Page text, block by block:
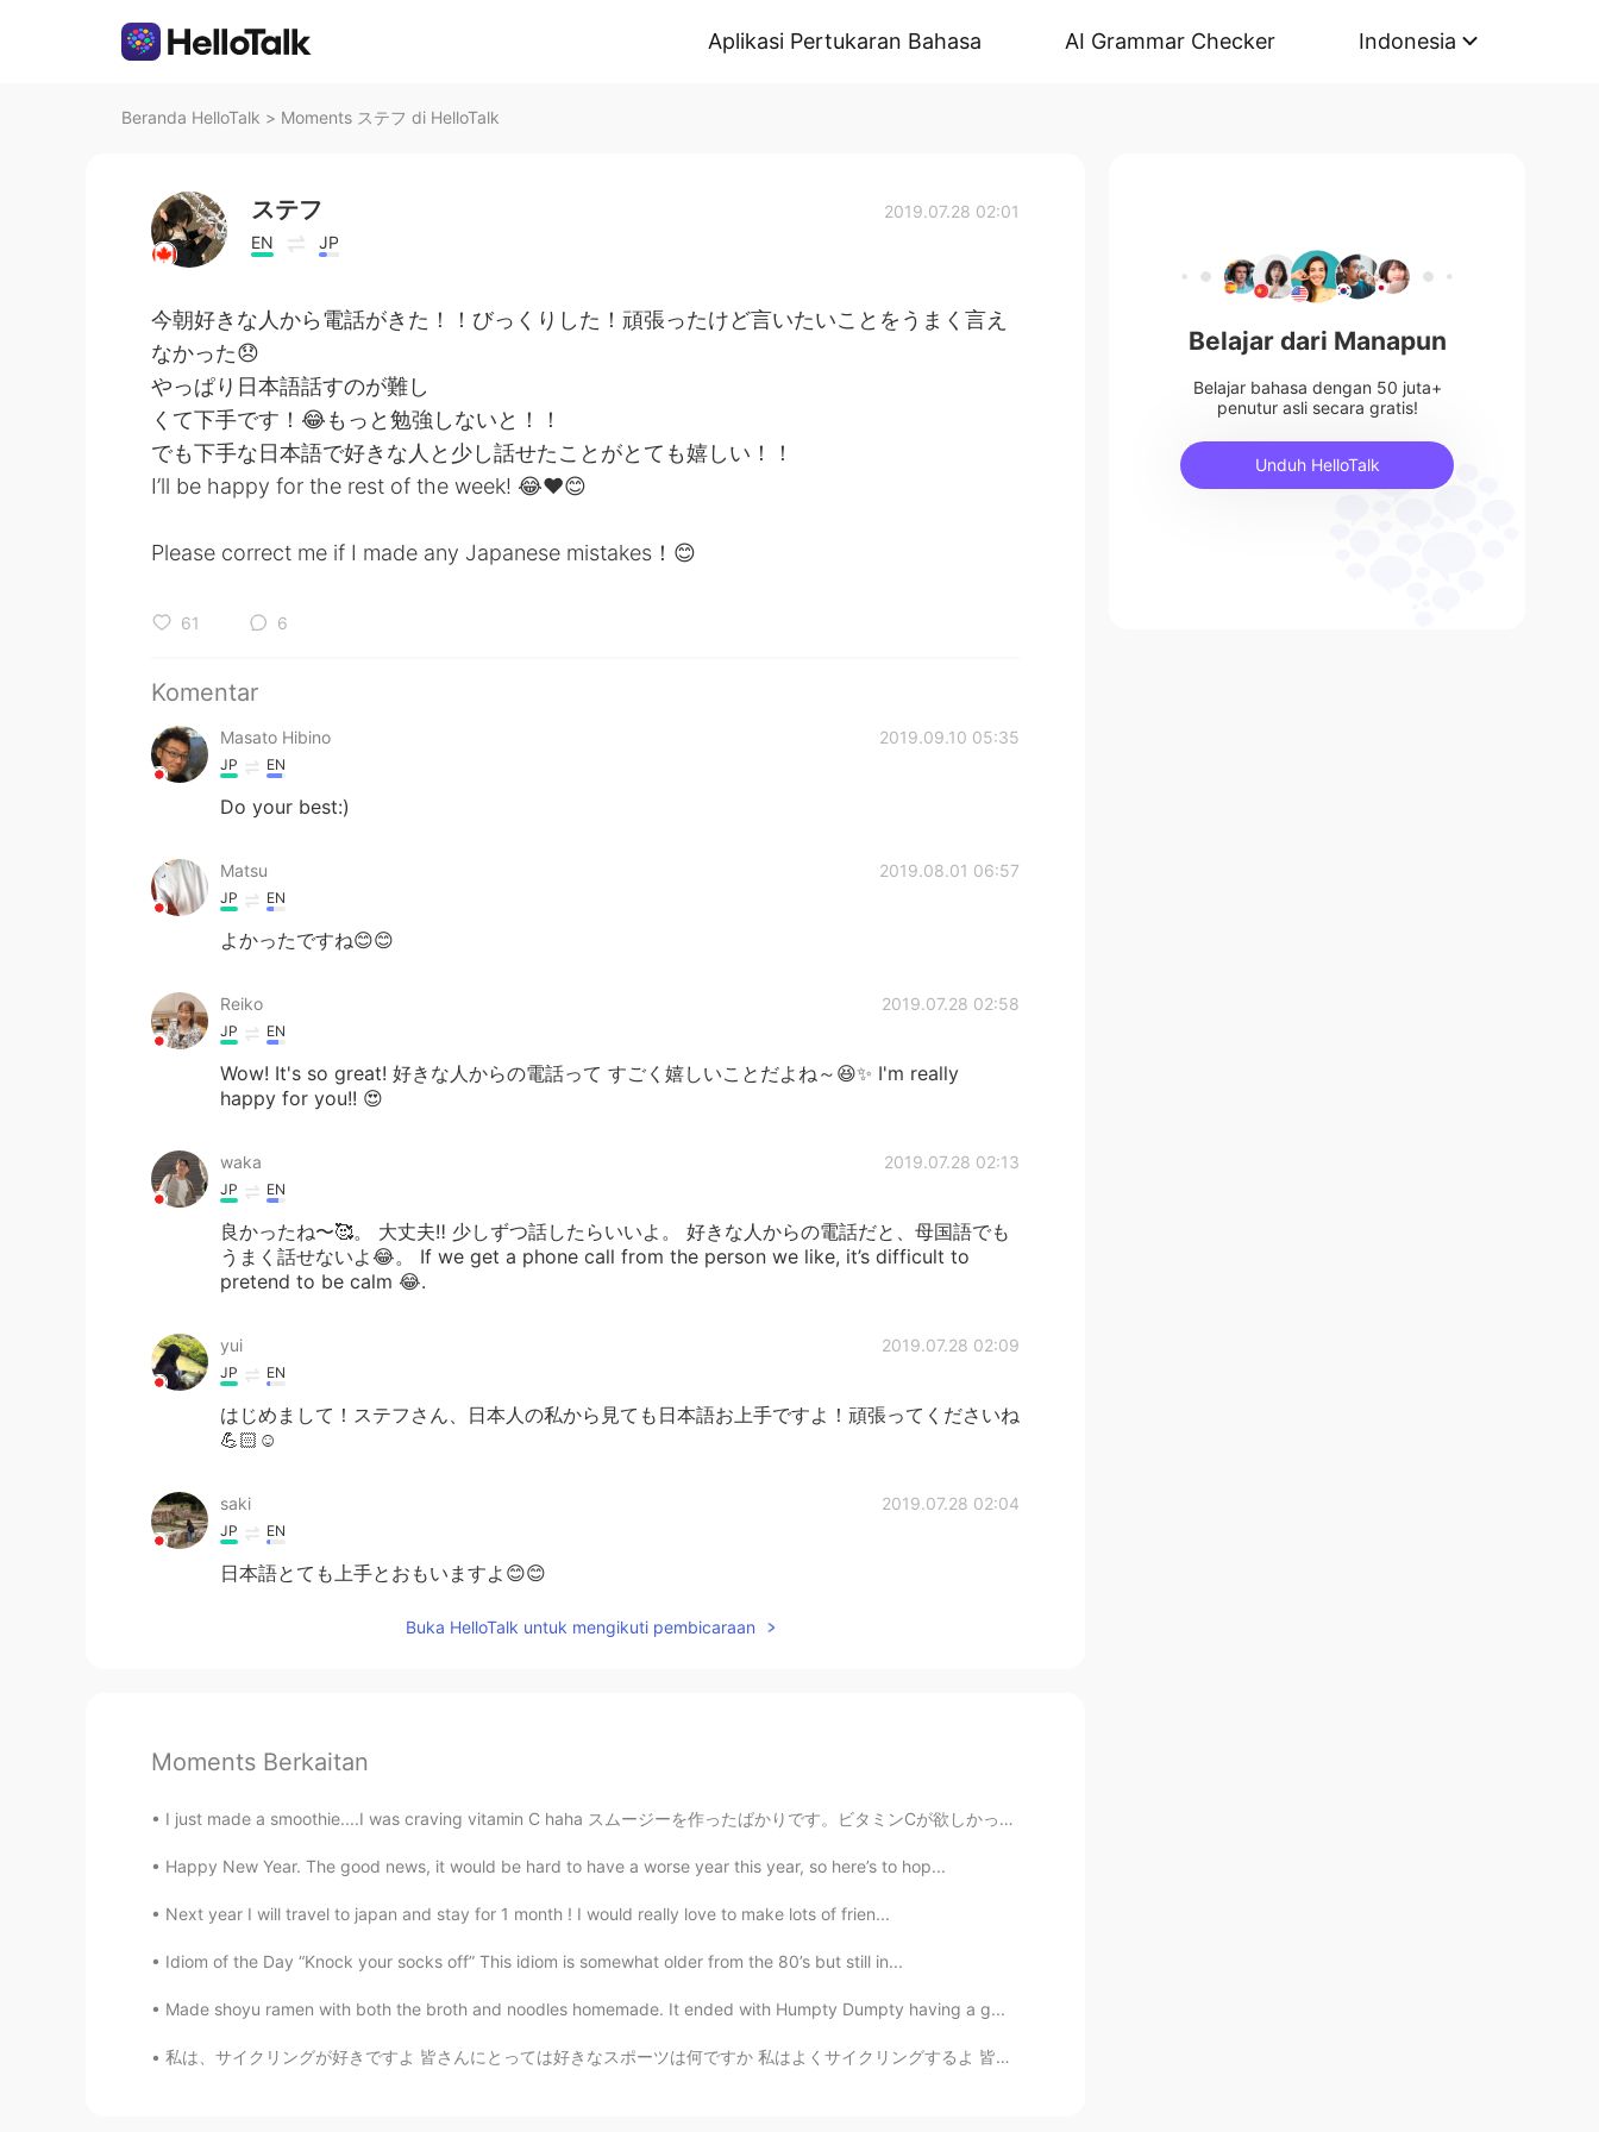
Aplikasi Pertukaran Bahasa AI Grammar Checker Indonesia
Beranda HelloTalk > Moments ステフ di HelloTalk
ステフ
EN JP
2019.07.28 02:01
今朝好きな人から電話がきた！！びっくりした！頑張ったけど言いたいことをうまく言え
なかった😞
やっぱり日本語話すのが難し
くて下手です！😂もっと勉強しないと！！
でも下手な日本語で好きな人と少し話せたことがとても嬉しい！！
I’ll be happy for the rest of the week! 😂❤️😊
Please correct me if I made any Japanese mistakes！😊
61 6
Komentar
Masato Hibino 2019.09.10 05:35
JP EN
Do your best:)
Matsu 2019.08.01 06:57
JP EN
よかったですね😊😊
Reiko 2019.07.28 02:58
JP EN
Wow! It's so great! 好きな人からの電話って すごく嬉しいことだよね～😆✨ I'm really
happy for you!! 😍
waka 2019.07.28 02:13
JP EN
良かったね〜🥰。 大丈夫‼️ 少しずつ話したらいいよ。 好きな人からの電話だと、母国語でも
うまく話せないよ😂。 If we get a phone call from the person we like, it’s difficult to
pretend to be calm 😂.
yui 2019.07.28 02:09
JP EN
はじめまして！ステフさん、日本人の私から見ても日本語お上手ですよ！頑張ってくださいね
💪🏻☺️
saki 2019.07.28 02:04
JP EN
日本語とても上手とおもいますよ😊😊
Buka HelloTalk untuk mengikuti pembicaraan
Moments Berkaitan
I just made a smoothie....I was craving vitamin C haha スムージーを作ったばかりです。ビタミンCが欲しかったです。笑ｗ 我刚做了冰沙.....
Happy New Year. The good news, it would be hard to have a worse year this year, so here’s to hop...
Next year I will travel to japan and stay for 1 month ! I would really love to make lots of frien...
Idiom of the Day “Knock your socks off” This idiom is somewhat older from the 80’s but still in...
Made shoyu ramen with both the broth and noodles homemade. It ended with Humpty Dumpty having a g...
私は、サイクリングが好きですよ 皆さんにとっては好きなスポーツは何ですか 私はよくサイクリングするよ 皆さんは、どんな筋肉トレニングしている? コロナのせいで最近サイクリングしていないけど今度し...
Belajar dari Manapun
Belajar bahasa dengan 50 juta+
penutur asli secara gratis!
Unduh HelloTalk